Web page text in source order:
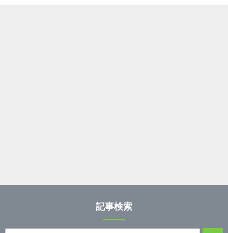
記事検索